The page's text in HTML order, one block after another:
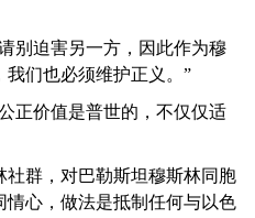
别迫害另一方，因此作为穆
们也必须维护正义。”
正价值是普世的，不仅仅适
群，对巴勒斯坦穆斯林同胞
心，做法是抵制任何与以色